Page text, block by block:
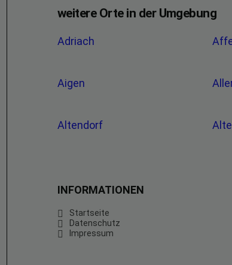
weitere Orte in der Umgebung
Adriach
Aigen
Altendorf
INFORMATIONEN
Startseite
Datenschutz
Impressum